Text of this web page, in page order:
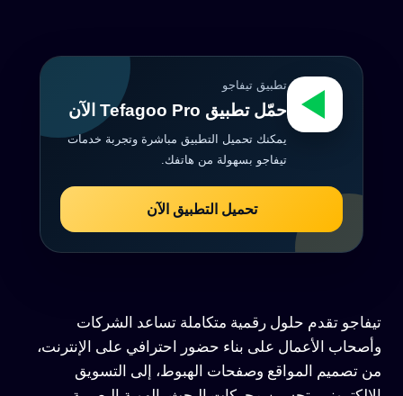
تطبيق تيفاجو
حمّل تطبيق Tefagoo Pro الآن
يمكنك تحميل التطبيق مباشرة وتجربة خدمات
تيفاجو بسهولة من هاتفك.
تحميل التطبيق الآن
تيفاجو تقدم حلول رقمية متكاملة تساعد الشركات
وأصحاب الأعمال على بناء حضور احترافي على الإنترنت،
من تصميم المواقع وصفحات الهبوط، إلى التسويق